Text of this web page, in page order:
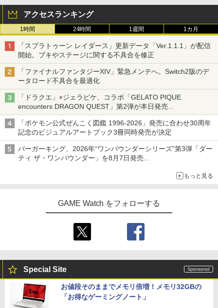
アクセスランキング
1時間 24時間 1週間 1カ月
「スプラトゥーン レイダース」更新データ「Ver.1.1.1」が配信
開始。ブキやステージに関する不具合を修正
「ファイナルファンタジーXIV」緊急メンテへ。Switch2版のデ
ータロード不具合を最適化
「ドラクエ」×ジェラピケ、コラボ「GELATO PIQUE
encounters DRAGON QUEST」第2弾が本日発売
アイスカップに入ったスライムやわたぼう、ベビーサタンなどが
オリジナルアートで登場
「ポケモン公式ぜんこく図鑑 1996-2026」発売に合わせ30周年
記念のビジュアルアートブック3冊同時発売が決定
バーガーキング、2026年“ワンパウンダーシリーズ”第3弾「ダー
ティ ザ・ワンパウンダー」を8月7日発売
もっと見る
GAME Watch をフォローする
Special Site
お値段そのままでメモリ倍増！メモリ32GBの
「お得なゲーミングノート」